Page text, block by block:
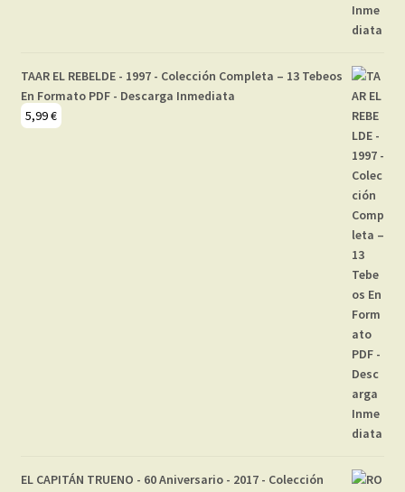
TAAR EL REBELDE - 1997 - Colección Completa – 13 Tebeos
En Formato PDF - Descarga Inmediata
5,99€
EL CAPITÁN TRUENO - 60 Aniversario - 2017 - Colección